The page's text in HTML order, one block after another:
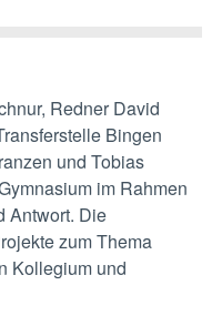
Redner David
Bingen
und Tobias
im Rahmen
Antwort. Die
zum Thema
Kollegium und